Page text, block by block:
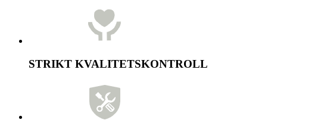
STRIKT KVALITETSKONTROLL